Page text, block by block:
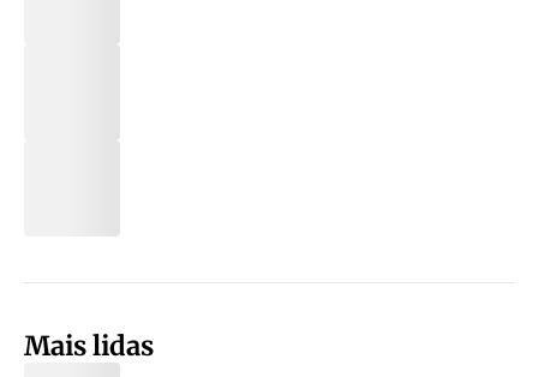
Mais lidas